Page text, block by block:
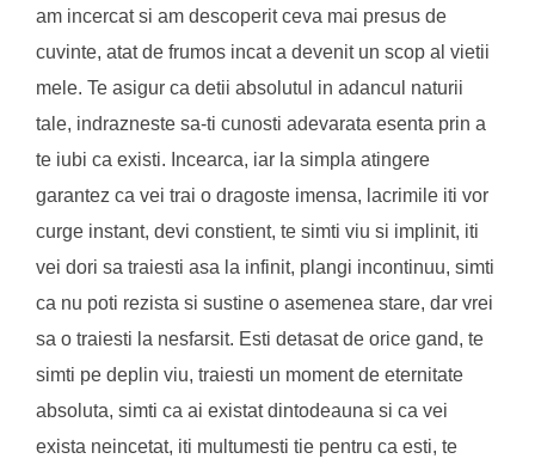
am incercat si am descoperit ceva mai presus de
cuvinte, atat de frumos incat a devenit un scop al vietii
mele. Te asigur ca detii absolutul in adancul naturii
tale, indrazneste sa-ti cunosti adevarata esenta prin a
te iubi ca existi. Incearca, iar la simpla atingere
garantez ca vei trai o dragoste imensa, lacrimile iti vor
curge instant, devi constient, te simti viu si implinit, iti
vei dori sa traiesti asa la infinit, plangi incontinuu, simti
ca nu poti rezista si sustine o asemenea stare, dar vrei
sa o traiesti la nesfarsit. Esti detasat de orice gand, te
simti pe deplin viu, traiesti un moment de eternitate
absoluta, simti ca ai existat dintodeauna si ca vei
exista neincetat, iti multumesti tie pentru ca esti, te